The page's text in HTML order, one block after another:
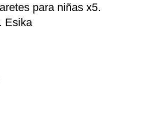
para niñas x5.
Esika